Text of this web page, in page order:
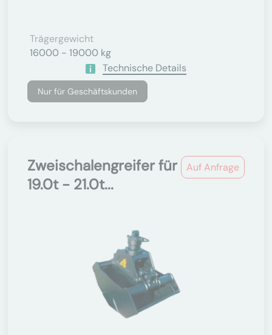
Trägergewicht
16000 - 19000 kg
Technische Details
Nur für Geschäftskunden
Auf Anfrage
Zweischalengreifer für
19.0t - 21.0t...